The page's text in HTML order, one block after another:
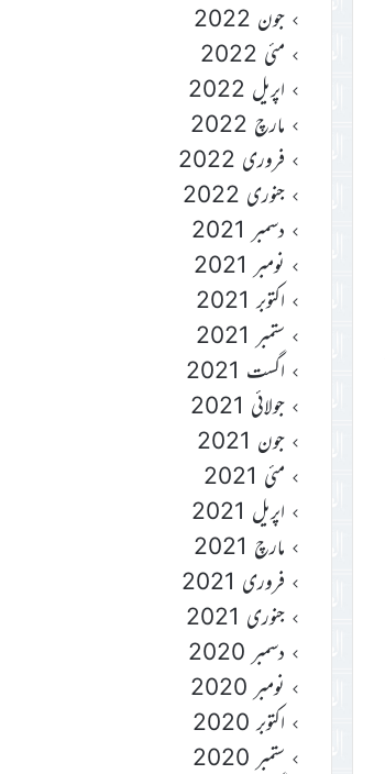
جون 2022
مئی 2022
اپریل 2022
مارچ 2022
فروری 2022
جنوری 2022
دسمبر 2021
نومبر 2021
اکتوبر 2021
ستمبر 2021
اگست 2021
جولائی 2021
جون 2021
مئی 2021
اپریل 2021
مارچ 2021
فروری 2021
جنوری 2021
دسمبر 2020
نومبر 2020
اکتوبر 2020
ستمبر 2020